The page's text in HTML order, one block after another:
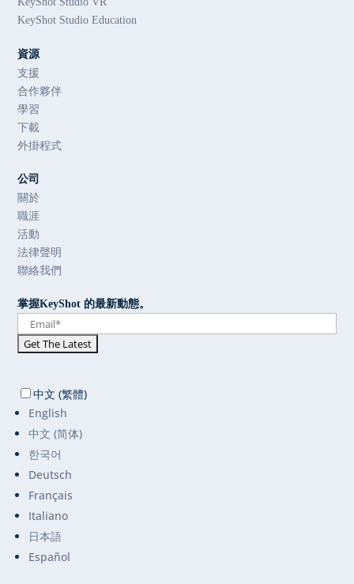
KeyShot Studio Education
資源
支援
合作夥伴
學習
下載
外掛程式
公司
關於
職涯
活動
法律聲明
聯絡我們
掌握KeyShot 的最新動態。
中文 (繁體)
English
中文 (简体)
한국어
Deutsch
Français
Italiano
日本語
Español